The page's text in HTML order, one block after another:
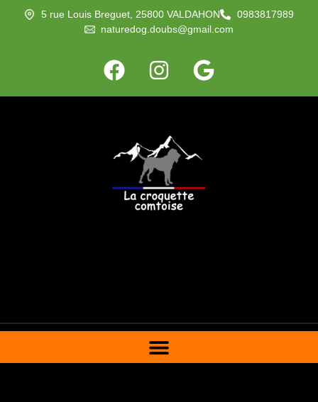
5 rue Louis Breguet, 25800 VALDAHON
0983817989
naturedog.doubs@gmail.com